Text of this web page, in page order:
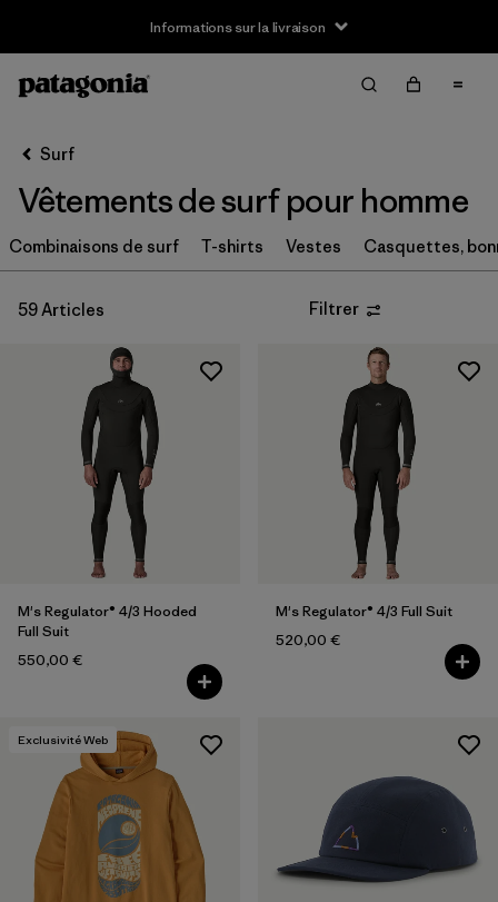
Informations sur la livraison
Filtrer par
Taille
XS (18)
S (39)
(2)
(41)
Filtrer par
Genre
Filtrer par
Coupe
Filtrer par
Couleur
Filtrer par
Tissu
Surf
Vêtements de surf pour homme
Combinaisons de surf T-shirts Vestes Casquettes,
59 Articles Filtrer
M's Regulator® 4/3 Hooded
Full Suit
550,00 €
M's Regulator® 4/3 Full Suit
520,00 €
Exclusivité Web